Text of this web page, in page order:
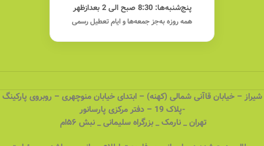
پنج‌شنبه‌ها: 8:30 صبح الی 2 بعدازظهر
همه روزه به‌جز جمعه‌ها و ایام تعطیل رسمی
شیراز – خیابان قاآنی شمالی (کهنه) – ابتدای خیابان منوچهری – روبروی پارکینگ
-پلاک 19 – دفتر مرکزی پارسانور
تهران _ نارمک _ بزرگراه سلیمانی _ نبش ۵۶ام